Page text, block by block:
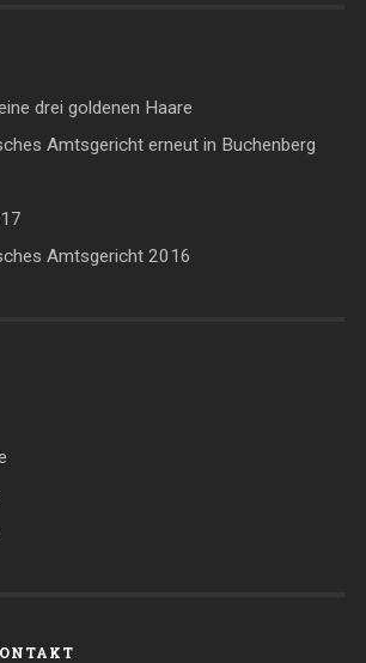
drei goldenen Haare
Amtsgericht erneut in Buchenberg
Amtsgericht 2016